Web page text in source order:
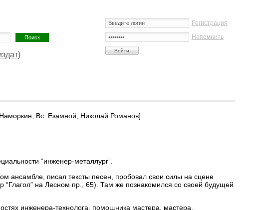
Регистрация
Напомнить
Вс. Езамной, Николай Романов]
“инженер-металлург”.
ансамбле, писал тексты песен, пробовал свои силы на сцене
“Глагол” на Лесном пр., 65). Там же познакомился со своей будущей
инженера-технолога, помощника мастера, мастера,